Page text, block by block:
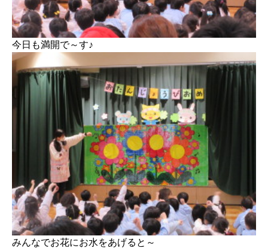
今日も満開で～す♪
みんなでお花にお水をあげると～